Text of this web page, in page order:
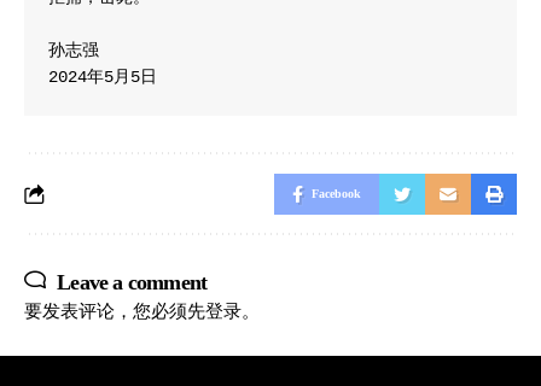
孙志强
2024年5月5日
Facebook
Leave a comment
要发表评论，您必须先登录。